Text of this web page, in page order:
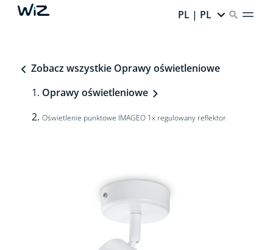
PL | PL
Zobacz wszystkie Oprawy oświetleniowe
Oprawy oświetleniowe
Oświetlenie punktowe IMAGEO 1x regulowany reflektor